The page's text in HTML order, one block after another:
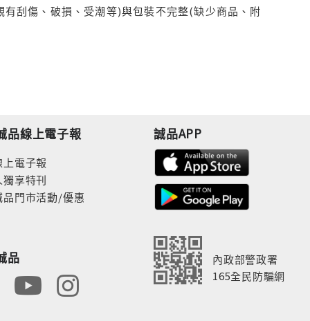
刮傷、破損、受潮等)與包裝不完整(缺少商品、附
品線上電子報
電子報
享特刊
品門市活動/優惠
品
誠品APP
內政部警政署
165全民防騙網